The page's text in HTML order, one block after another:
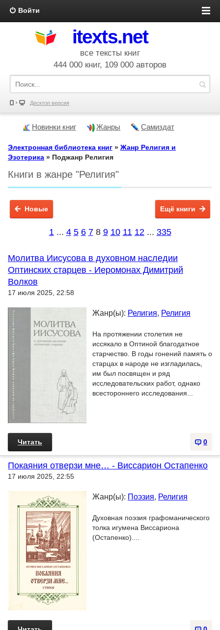
Войти
itexts.net
все тексты книг
444 000 книг, 109 000 авторов
Десктоп версия
Новинки книг Жанры Самиздат
Электронная библиотека книг » Жанр Религия и
Эзотерика » Поджанр Религия
Книги в жанре "Религия"
Новые Ещё книги
1 ... 4 5 6 7 8 9 10 11 12 ... 335
Молитва Иисусова в духовном наследии
Оптинских старцев - Иеромонах Димитрий
Волков
17 июля 2025, 22:58
Жанр(ы): Религия, Религия
На протяжении столетия не
иссякало в Оптиной благодатное
старчество. В годы гонений память о
старцах в народе не изгладилась,
им был посвящен и ряд
исследовательских работ, однако
всестороннего исследования...
0
Читать
Покаяния отверзи мне… - Виссарион Остапенко
17 июля 2025, 22:55
Жанр(ы): Поэзия, Религия
Духовная поэзия графоманического
толка игумена Виссариона
(Остапенко)....